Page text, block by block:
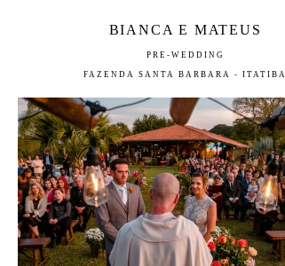
BIANCA E MATEUS
PRE-WEDDING
FAZENDA SANTA BARBARA - ITATIBA